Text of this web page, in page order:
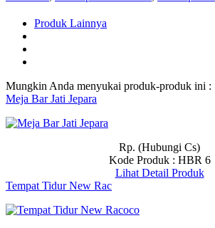
Produk Lainnya
Mungkin Anda menyukai produk-produk ini :
Meja Bar Jati Jepara
Rp. (Hubungi Cs)
Kode Produk : HBR 6
Lihat Detail Produk
Tempat Tidur New Rac